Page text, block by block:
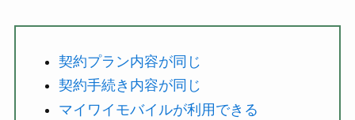
契約プラン内容が同じ
契約手続き内容が同じ
マイワイモバイルが利用できる